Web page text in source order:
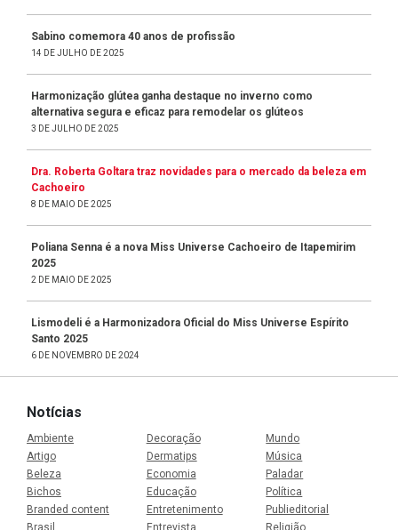
Sabino comemora 40 anos de profissão
14 DE JULHO DE 2025
Harmonização glútea ganha destaque no inverno como
alternativa segura e eficaz para remodelar os glúteos
3 DE JULHO DE 2025
Dra. Roberta Goltara traz novidades para o mercado da beleza em
Cachoeiro
8 DE MAIO DE 2025
Poliana Senna é a nova Miss Universe Cachoeiro de Itapemirim
2025
2 DE MAIO DE 2025
Lismodeli é a Harmonizadora Oficial do Miss Universe Espírito
Santo 2025
6 DE NOVEMBRO DE 2024
Notícias
Ambiente
Artigo
Beleza
Bichos
Branded content
Brasil
Decoração
Dermatips
Economia
Educação
Entretenimento
Entrevista
Mundo
Música
Paladar
Política
Publieditorial
Religião